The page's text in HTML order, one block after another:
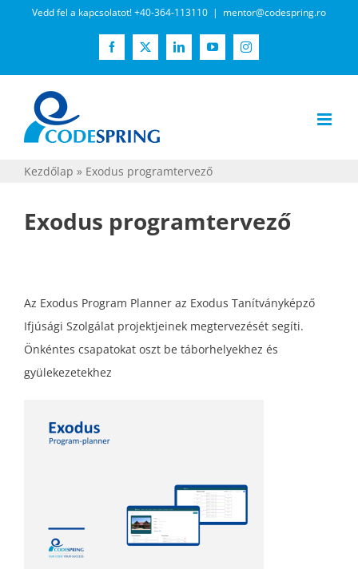
KihagyásVedd fel a kapcsolatot! +40-364-113110 | mentor@codespring.ro
Facebook
X LinkedInYouTubeInstagram
Kezdőlap » Exodus programtervező
Exodus programtervező
Az Exodus Program Planner az Exodus Tanítványképző
Ifjúsági Szolgálat projektjeinek megtervezését segíti.
Önkéntes csapatokat oszt be táborhelyekhez és
gyülekezetekhez